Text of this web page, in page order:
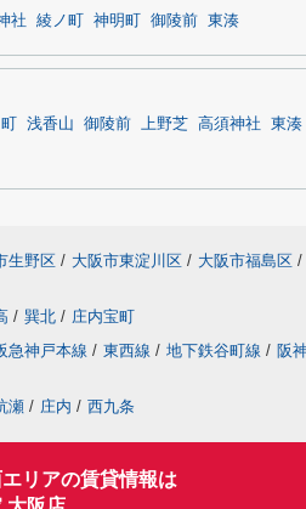
社 綾ノ町 神明町 御陵前 東湊
浅香山 御陵前 上野芝 高須神社 東湊
生野区 / 大阪市東淀川区 / 大阪市福島区 /
/ 巽北 / 庄内宝町
急神戸本線 / 東西線 / 地下鉄谷町線 / 阪
瀬 / 庄内 / 西九条
リアの賃貸情報は